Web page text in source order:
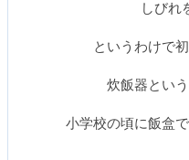
しびれ
というわけで
炊飯器とい
小学校の頃に飯盒